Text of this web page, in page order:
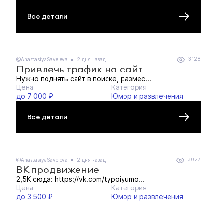
Все детали
@AnastasiyaSaveleva 2 дня назад 3128
Привлечь трафик на сайт
Нужно поднять сайт в поиске, размес...
Цена
до 7 000 ₽
Категория
Юмор и развлечения
Все детали
@AnastasiyaSaveleva 2 дня назад 3027
ВК продвижение
2,5К сюда: https://vk.com/typoiyumo...
Цена
до 3 500 ₽
Категория
Юмор и развлечения